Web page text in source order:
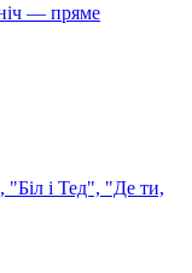
— пряме
"Біл і Тед", "Де ти,